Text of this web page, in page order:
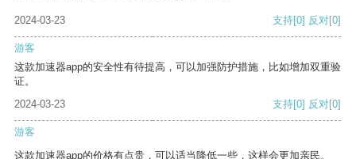
2024-03-23 支持[0] 反对[0]
游客
这款加速器app的安全性有待提高，可以加强防护措施，比如增加双重验
证。
2024-03-23
支持[0] 反对[0]
游客
这款加速器app的价格有点贵，可以适当降低一些，这样会更加亲民。